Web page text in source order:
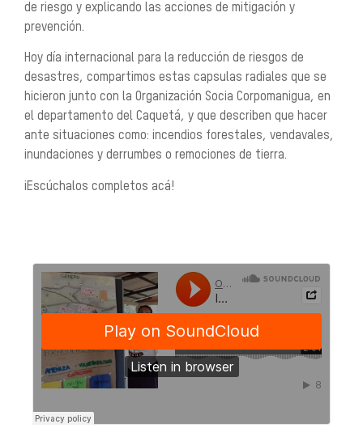
de riesgo y explicando las acciones de mitigación y
prevención.
Hoy día internacional para la reducción de riesgos de
desastres, compartimos estas capsulas radiales que se
hicieron junto con la Organización Socia Corpomanigua, en
el departamento del Caquetá, y que describen que hacer
ante situaciones como: incendios forestales, vendavales,
inundaciones y derrumbes o remociones de tierra.
¡Escúchalos completos acá!